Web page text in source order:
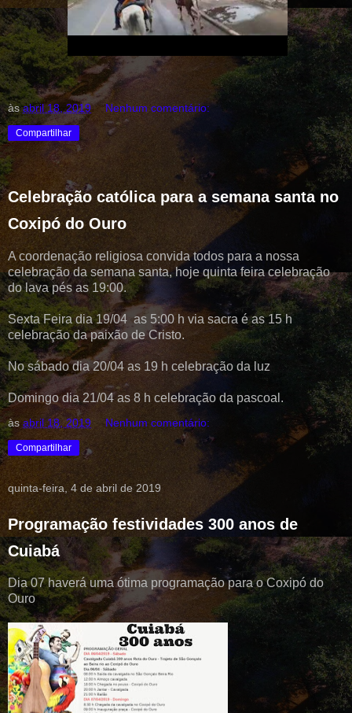
àsabril 18, 2019 Nenhum comentário:
Compartilhar
Celebração católica para a semana santa no
Coxipó do Ouro
A coordenação religiosa convida todos para a nossa
celebração da semana santa, hoje quinta feira celebração
do lava pés as 19:00.
Sexta Feira dia 19/04 as 5:00 h via sacra é as 15 h
celebração da paixão de Cristo.
No sábado dia 20/04 as 19 h celebração da luz
Domingo dia 21/04 as 8 h celebração da pascoal.
às abril 18, 2019 Nenhum comentário:
Compartilhar
quinta-feira, 4 de abril de 2019
Programação festividades 300 anos de
Cuiabá
Dia 07 haverá uma ótima programação para o Coxipó do
Ouro